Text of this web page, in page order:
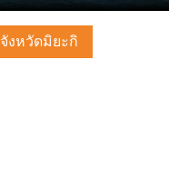
จังหวัดมิยะกิ